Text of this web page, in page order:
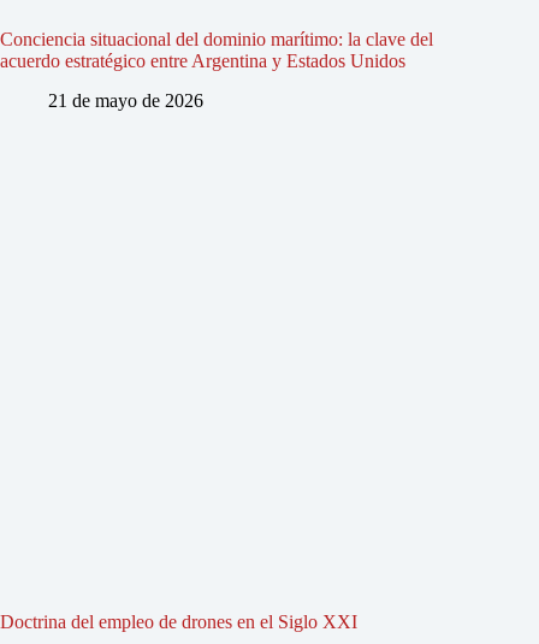
Conciencia situacional del dominio marítimo: la clave del
acuerdo estratégico entre Argentina y Estados Unidos
21 de mayo de 2026
Doctrina del empleo de drones en el Siglo XXI